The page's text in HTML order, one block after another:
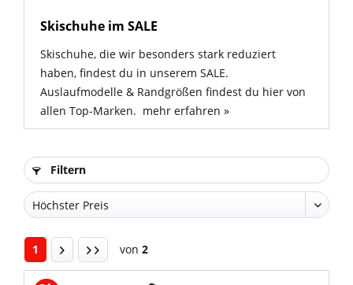
Skischuhe im SALE
Skischuhe, die wir besonders stark reduziert
haben, findest du in unserem SALE.
Auslaufmodelle & Randgrößen findest du hier von
allen Top-Marken. mehr erfahren »
Filtern
1 von 2